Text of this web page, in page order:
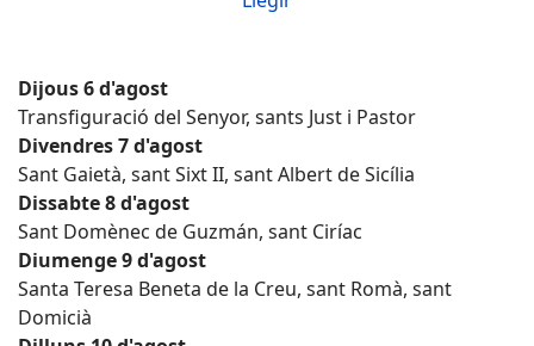
Dijous 6 d'agost
Transfiguració del Senyor, sants Just i Pastor
Divendres 7 d'agost
Sant Gaietà, sant Sixt II, sant Albert de Sicília
Dissabte 8 d'agost
Sant Domènec de Guzmán, sant Ciríac
Diumenge 9 d'agost
Santa Teresa Beneta de la Creu, sant Romà, sant
Domicià